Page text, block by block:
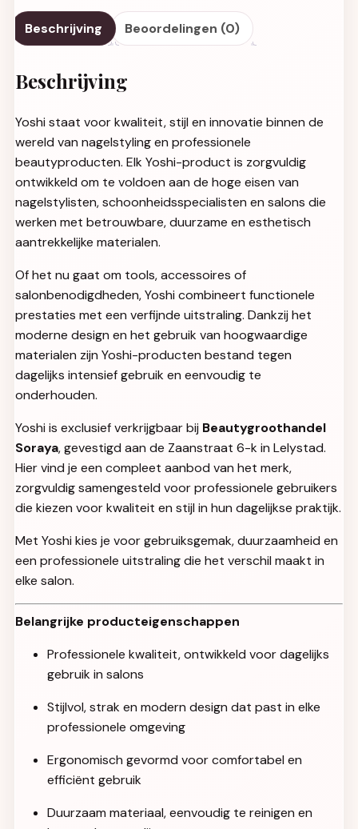
Beschrijving Beoordelingen (0)
Beschrijving
Yoshi staat voor kwaliteit, stijl en innovatie binnen de
wereld van nagelstyling en professionele
beautyproducten. Elk Yoshi-product is zorgvuldig
ontwikkeld om te voldoen aan de hoge eisen van
nagelstylisten, schoonheidsspecialisten en salons die
werken met betrouwbare, duurzame en esthetisch
aantrekkelijke materialen.
Of het nu gaat om tools, accessoires of
salonbenodigdheden, Yoshi combineert functionele
prestaties met een verfijnde uitstraling. Dankzij het
moderne design en het gebruik van hoogwaardige
materialen zijn Yoshi-producten bestand tegen
dagelijks intensief gebruik en eenvoudig te
onderhouden.
Yoshi is exclusief verkrijgbaar bij Beautygroothandel
Soraya, gevestigd aan de Zaanstraat 6-k in Lelystad.
Hier vind je een compleet aanbod van het merk,
zorgvuldig samengesteld voor professionele gebruikers
die kiezen voor kwaliteit en stijl in hun dagelijkse praktijk.
Met Yoshi kies je voor gebruiksgemak, duurzaamheid en
een professionele uitstraling die het verschil maakt in
elke salon.
Belangrijke producteigenschappen
Professionele kwaliteit, ontwikkeld voor dagelijks
gebruik in salons
Stijlvol, strak en modern design dat past in elke
professionele omgeving
Ergonomisch gevormd voor comfortabel en
efficiënt gebruik
Duurzaam materiaal, eenvoudig te reinigen en